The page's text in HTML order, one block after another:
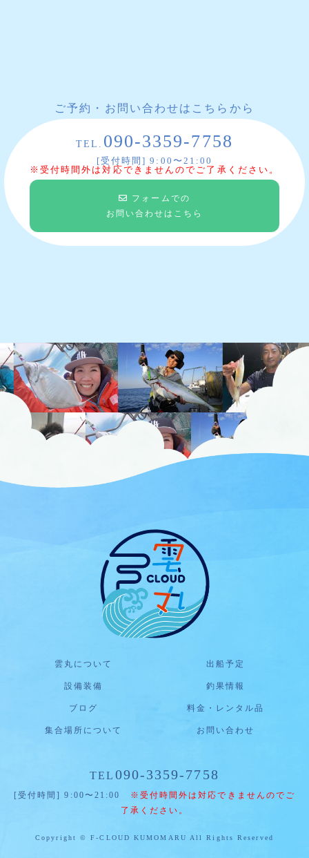
ご予約・お問い合わせはこちらから
TEL. 090-3359-7758
[受付時間] 9:00〜21:00
※受付時間外は対応できませんのでご了承ください。
フォームでの
お問い合わせはこちら
雲丸について 出船予定
設備装備 釣果情報
ブログ 料金・レンタル品
集合場所について お問い合わせ
TEL 090-3359-7758
[受付時間] 9:00〜21:00
※受付時間外は対応できませんのでご
了承ください。
Copyright © F-CLOUD KUMOMARU All Rights Reserved